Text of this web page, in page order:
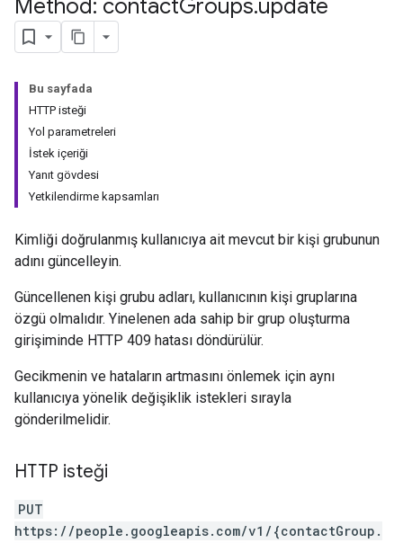
Method: contactGroups.update
Bu sayfada
HTTP isteği
Yol parametreleri
İstek içeriği
Yanıt gövdesi
Yetkilendirme kapsamları
Kimliği doğrulanmış kullanıcıya ait mevcut bir kişi grubunun
adını güncelleyin.
Güncellenen kişi grubu adları, kullanıcının kişi gruplarına
özgü olmalıdır. Yinelenen ada sahip bir grup oluşturma
girişiminde HTTP 409 hatası döndürülür.
Gecikmenin ve hataların artmasını önlemek için aynı
kullanıcıya yönelik değişiklik istekleri sırayla
gönderilmelidir.
HTTP isteği
PUT
https://people.googleapis.com/v1/{contactGroup.